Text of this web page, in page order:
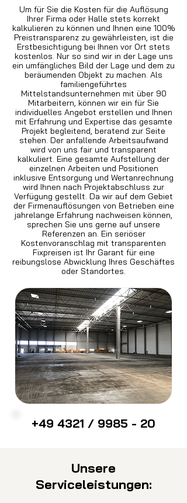
Um für Sie die Kosten für die Auflösung
Ihrer Firma oder Halle stets korrekt
kalkulieren zu können und Ihnen eine 100%
Preistransparenz zu gewährleisten, ist die
Erstbesichtigung bei Ihnen vor Ort stets
kostenlos. Nur so sind wir in der Lage uns
ein umfängliches Bild der Lage und dem zu
beräumenden Objekt zu machen. Als
familiengeführtes
Mittelstandsunternehmen mit über 90
Mitarbeitern, können wir ein für Sie
individuelles Angebot erstellen und Ihnen
mit Erfahrung und Expertise das gesamte
Projekt begleitend, beratend zur Seite
stehen. Der anfallende Arbeitsaufwand
wird von uns fair und transparent
kalkuliert. Eine gesamte Aufstellung der
einzelnen Arbeiten und Positionen
inklusive Entsorgung und Wertanrechnung
wird Ihnen nach Projektabschluss zur
Verfügung gestellt. Da wir auf dem Gebiet
der Firmenauflösungen von Betrieben eine
jahrelange Erfahrung nachweisen können,
sprechen Sie uns gerne auf unsere
Referenzen an. Ein seriöser
Kostenvoranschlag mit transparenten
Fixpreisen ist Ihr Garant für eine
reibungslose Abwicklung Ihres Geschäftes
oder Standortes.
+49 4321 / 9985 - 20
Unsere
Serviceleistungen: